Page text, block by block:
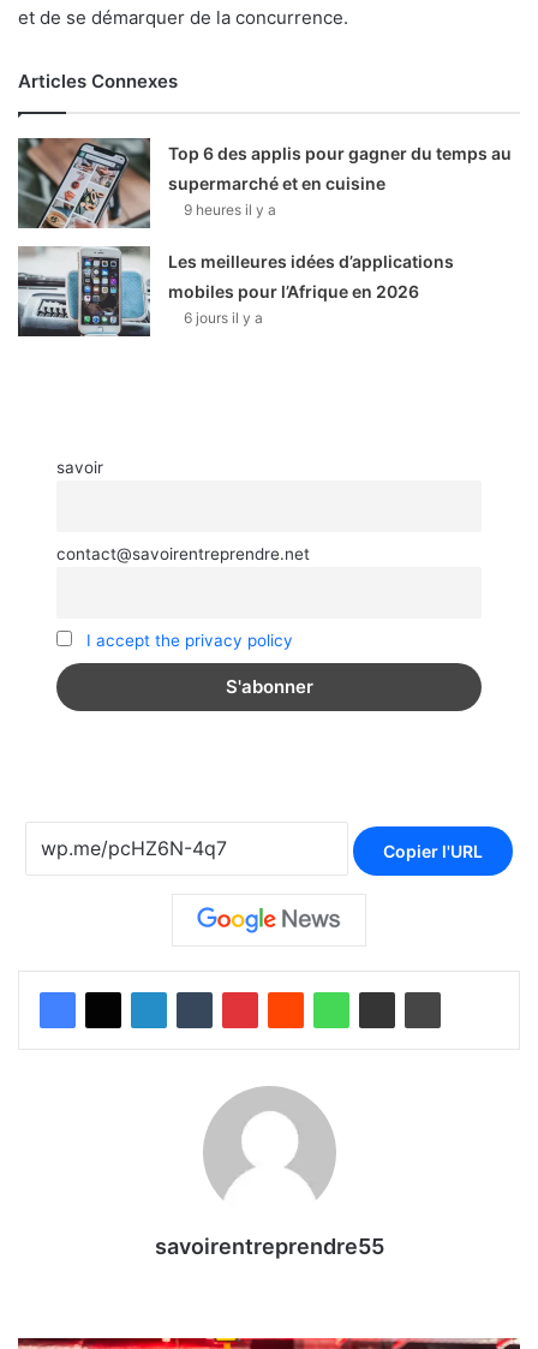
et de se démarquer de la concurrence.
Articles Connexes
Top 6 des applis pour gagner du temps au
supermarché et en cuisine
9 heures il y a
Les meilleures idées d’applications
mobiles pour l’Afrique en 2026
6 jours il y a
savoir
contact@savoirentreprendre.net
I accept the privacy policy
Copier l'URL
savoirentreprendre55